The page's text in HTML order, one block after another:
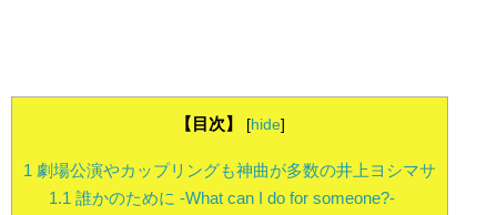
【目次】 [hide]
1 劇場公演やカップリングも神曲が多数の井上ヨシマサ
1.1 誰かのために -What can I do for someone?-